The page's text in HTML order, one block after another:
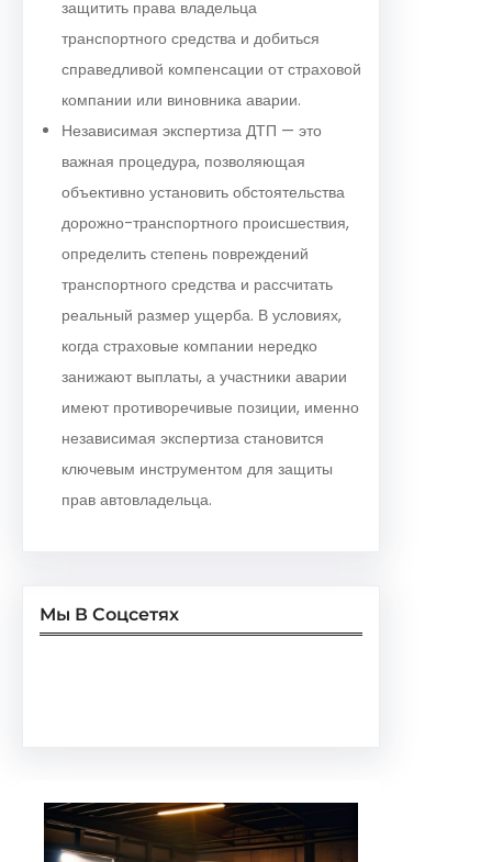
защитить права владельца
транспортного средства и добиться
справедливой компенсации от страховой
компании или виновника аварии.
Независимая экспертиза ДТП — это
важная процедура, позволяющая
объективно установить обстоятельства
дорожно-транспортного происшествия,
определить степень повреждений
транспортного средства и рассчитать
реальный размер ущерба. В условиях,
когда страховые компании нередко
занижают выплаты, а участники аварии
имеют противоречивые позиции, именно
независимая экспертиза становится
ключевым инструментом для защиты
прав автовладельца.
Мы В Соцсетях